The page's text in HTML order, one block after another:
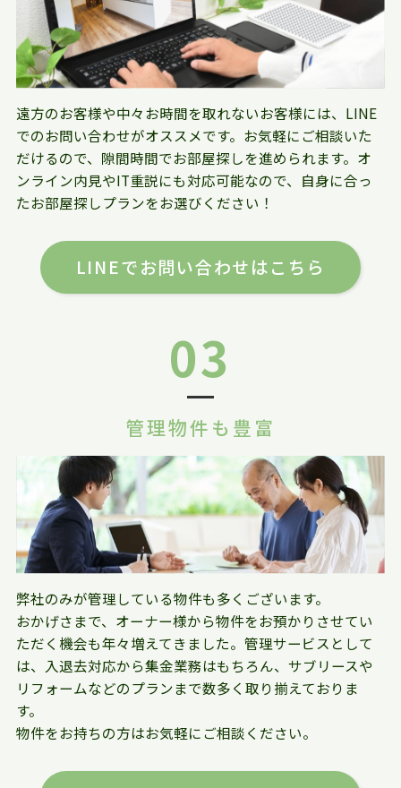
遠方のお客様や中々お時間を取れないお客様には、LINE
でのお問い合わせがオススメです。お気軽にご相談いた
だけるので、隙間時間でお部屋探しを進められます。オ
ンライン内見やIT重説にも対応可能なので、自身に合っ
たお部屋探しプランをお選びください！
LINEでお問い合わせはこちら
03
管理物件も豊富
弊社のみが管理している物件も多くございます。
おかげさまで、オーナー様から物件をお預かりさせてい
ただく機会も年々増えてきました。管理サービスとして
は、入退去対応から集金業務はもちろん、サブリースや
リフォームなどのプランまで数多く取り揃えておりま
す。
物件をお持ちの方はお気軽にご相談ください。